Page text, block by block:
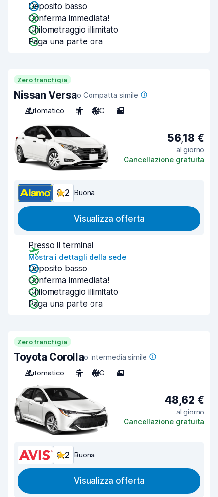
Deposito basso
Conferma immediata!
Chilometraggio illimitato
Paga una parte ora
Zero franchigia
Nissan Versao Compatta simile
Automatico
5 A/C 2
56,18 €
al giorno
Cancellazione gratuita
8,2 Buona
Visualizza offerta
Presso il terminal
Mostra i dettagli della sede
Deposito basso
Conferma immediata!
Chilometraggio illimitato
Paga una parte ora
Zero franchigia
Toyota Corollao Intermedia simile
Automatico
5 A/C 4
48,62 €
al giorno
Cancellazione gratuita
8,2 Buona
Visualizza offerta